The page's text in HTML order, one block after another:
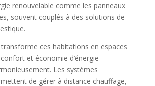
renouvelable comme les panneaux
souvent couplés à des solutions de
ces habitations en espaces
et économie d’énergie
Les systèmes
de gérer à distance chauffage,